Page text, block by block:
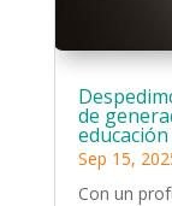
de
Sep 15,
Con un